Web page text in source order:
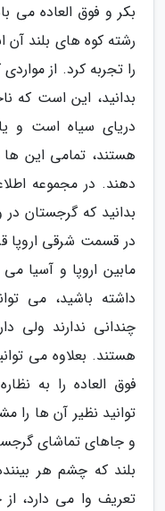
بکر و فوق العاده می
رشته کوه های بلند آن
را تجربه کرد. از
بدانید، این است که
دریای سیاه است و
هستند، تمامی این
دهند. در مجموعه
بدانید که گرجستان
در قسمت شرقی اروپا
مابین اروپا و آسیا
داشته باشید، می
چندانی ندارند ولی
هستند. بعلاوه می
فوق العاده را به
توانید نظیر آن ها را
و جاهای تماشای
بلند که چشم هر
تعریف وا می دارد،